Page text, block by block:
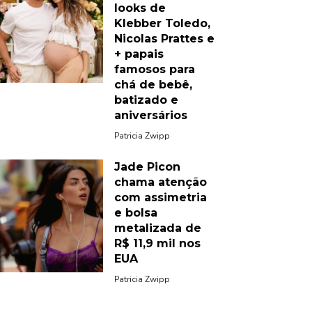
looks de
Klebber Toledo,
Nicolas Prattes e
+ papais
famosos para
chá de bebê,
batizado e
aniversários
Patricia Zwipp
Jade Picon
chama atenção
com assimetria
e bolsa
metalizada de
R$ 11,9 mil nos
EUA
Patricia Zwipp